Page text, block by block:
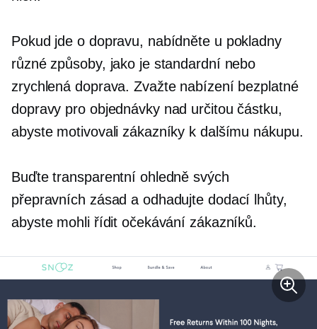
Pokud jde o dopravu, nabídněte u pokladny
různé způsoby, jako je standardní nebo
zrychlená doprava. Zvažte nabízení bezplatné
dopravy pro objednávky nad určitou částku,
abyste motivovali zákazníky k dalšímu nákupu.
Buďte transparentní ohledně svých
přepravních zásad a odhadujte dodací lhůty,
abyste mohli řídit očekávání zákazníků.